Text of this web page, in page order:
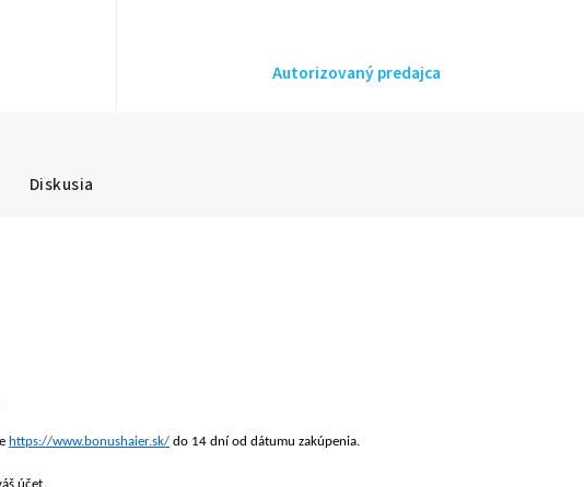
Autorizovaný predajca
Diskusia
https://www.bonushaier.sk/ do 14 dní od dátumu zakúpenia.